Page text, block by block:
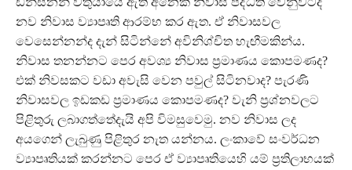
නව නිවාස ව්‍යාපෘති ආරම්භ කර ඇත. ඒ නිවාසවල
වෙසෙන්නන්ද දැන් සිටින්නේ අවිනිශ්චිත හැඟීමකින්ය.
නිවාස තනන්නට පෙර අවශ්‍ය නිවාස ප‍්‍රමාණය කොපමණද?
එක් නිවසකට වඩා අවැසි වෙන පවුල් සිටිනවාද? පැරණි
නිවාසවල ඉඩකඩ ප‍්‍රමාණය කොපමණද? වැනි ප‍්‍රශ්නවලට
පිළිතුරු ලබාගත්තේදැයි අපි විමසුවෙමු. නව නිවාස ලද
අයගෙන් ලැබුණු පිළිතුර නැත යන්නය. ලංකාවේ සංවර්ධන
ව්‍යාපෘතියක් කරන්නට පෙර ඒ ව්‍යාපෘතියෙහි යම් ප‍්‍රතිලාභයක්